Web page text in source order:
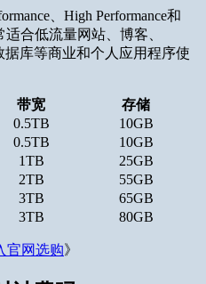
、High Performance和
合低流量网站、博客、
库等商业和个人应用程序使
带宽
存储
0.5TB
10GB
0.5TB
10GB
1TB
25GB
2TB
55GB
3TB
65GB
3TB 80GB
官网选购》